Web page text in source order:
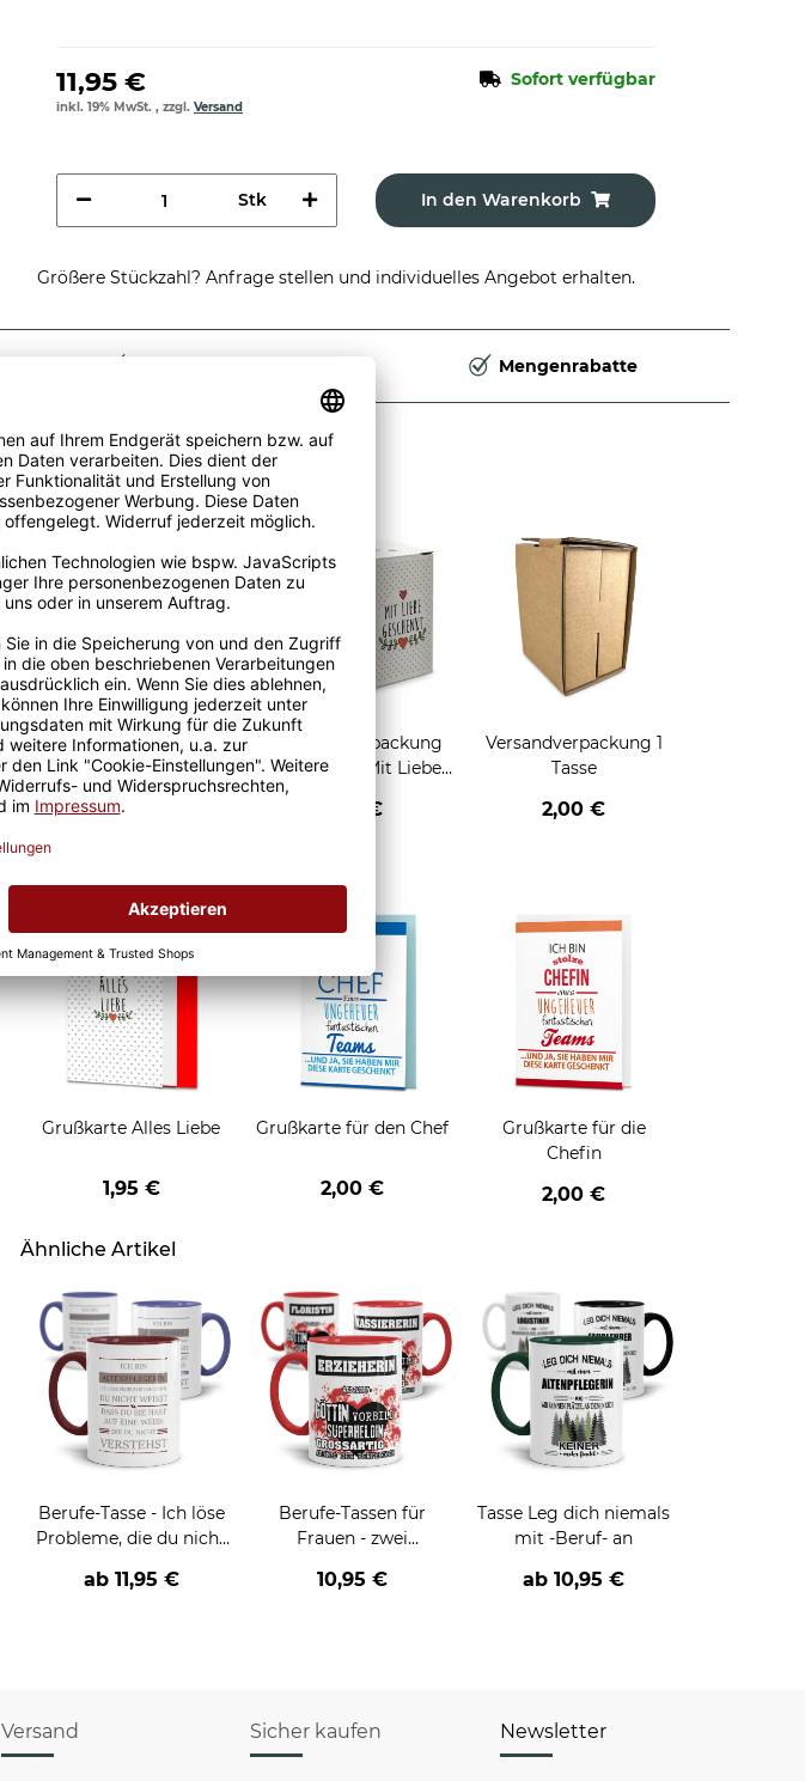
11,95 € Sofort verfügbar
inkl. 19% MwSt. , zzgl. Versand
Stk In den Warenkorb
Größere Stückzahl? Anfrage stellen und individuelles Angebot erhalten.
Mengenrabatte
Passende Verpackungen
Geschenkverpackung 1
Tasse mit Fenster
2,50 €
Geschenkverpackung
für Tassen - Mit Liebe
2,95 €
Versandverpackung 1
Tasse
2,00 €
Grußkarten zum Verschenken
Grußkarte Alles Liebe
1,95 €
Grußkarte für den Chef
2,00 €
Grußkarte für die
Chefin
2,00 €
Ähnliche Artikel
Berufe-Tasse - Ich löse
Probleme, die du nicht
verschiedene Berufe
ab 11,95 €
Berufe-Tassen für
Frauen - zwei
10,95 €
Tasse Leg dich niemals
mit -Beruf- an
ab10,95 €
Versand Sicher kaufen Newsletter